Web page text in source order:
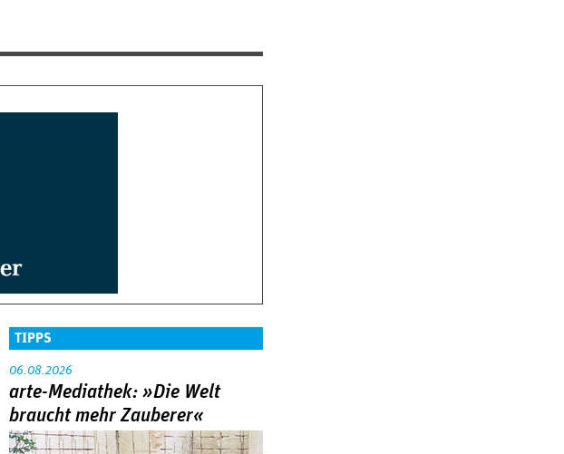
TIPPS
06.08.2026
arte-Mediathek: »Die Welt
braucht mehr Zauberer«